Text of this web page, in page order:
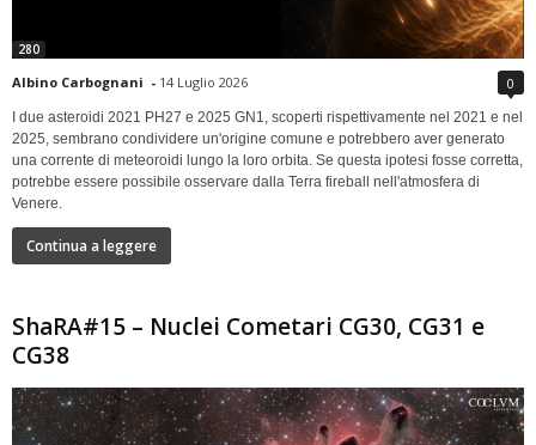
280
Albino Carbognani - 14 Luglio 2026 0
I due asteroidi 2021 PH27 e 2025 GN1, scoperti rispettivamente nel 2021 e nel
2025, sembrano condividere un'origine comune e potrebbero aver generato
una corrente di meteoroidi lungo la loro orbita. Se questa ipotesi fosse corretta,
potrebbe essere possibile osservare dalla Terra fireball nell'atmosfera di
Venere.
Continua a leggere
ShaRA#15 – Nuclei Cometari CG30, CG31 e
CG38